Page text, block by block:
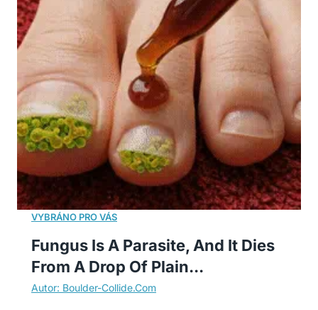
Fungus Is A Parasite, And It Dies
From A Drop Of Plain...